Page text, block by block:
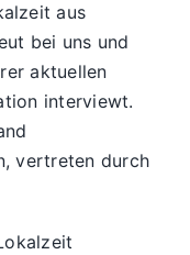
aus
bei uns und
aktuellen
interviewt.
, vertreten durch